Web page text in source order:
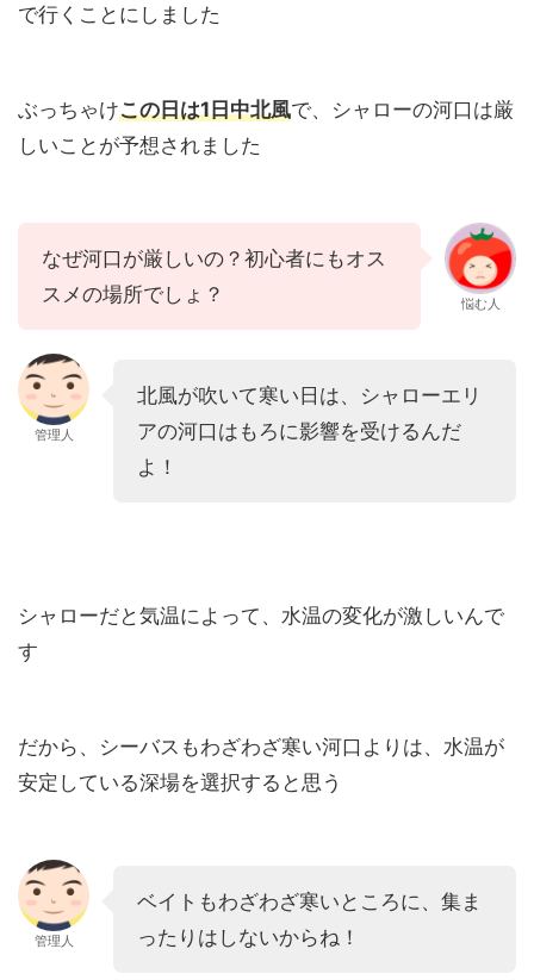
で行くことにしました
ぶっちゃけこの日は1日中北風で、シャローの河口は厳
しいことが予想されました
なぜ河口が厳しいの？初心者にもオス
スメの場所でしょ？
悩む人
管理人
北風が吹いて寒い日は、シャローエリ
アの河口はもろに影響を受けるんだ
よ！
シャローだと気温によって、水温の変化が激しいんで
す
だから、シーバスもわざわざ寒い河口よりは、水温が
安定している深場を選択すると思う
管理人
ベイトもわざわざ寒いところに、集ま
ったりはしないからね！